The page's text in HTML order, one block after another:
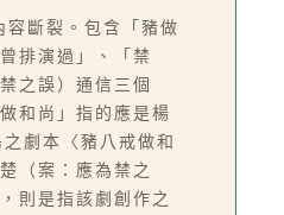
容斷裂。包含「豬做
排演過」、「禁
之誤）通信三個
和尚」指的應是楊
劇本〈豬八戒做和
（案：應為禁之
則是指該劇創作之